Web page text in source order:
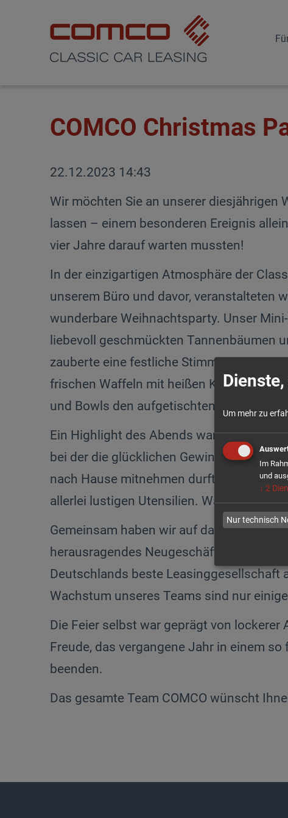
N
t
b
r
r
n
g
n
COMCO Christmas
22.12.2023 14:43
Wir möchten Sie an unserer diesjährigen
lassen – einem besonderen Ereignis
vier Jahre darauf warten mussten!
In der einzigartigen Atmosphäre der
unserem Büro und davor, veranstalteten
wunderbare Weihnachtsparty. Unser
liebevoll geschmückten Tannenbäumen
zauberte eine festliche Stimmung. Das
frischen Waffeln mit heißen Kirschen bis
und Bowls den aufgetischten
Ein Highlight des Abends war zweifellos
bei der die glücklichen Gewinner ihren
nach Hause mitnehmen durften sowie
allerlei lustigen Utensilien. Was wäre
Gemeinsam haben wir auf das Jahr
herausragendes Neugeschäft von über
Deutschlands beste Leasinggesellschaft
Wachstum unseres Teams sind nur
Die Feier selbst war geprägt von lockerer
Freude, das vergangene Jahr in einem
beenden.
Das gesamte Team COMCO wünscht
Um mehr zu
Im
und
↓ 2
Nur technisch
Menü
Menü
Search